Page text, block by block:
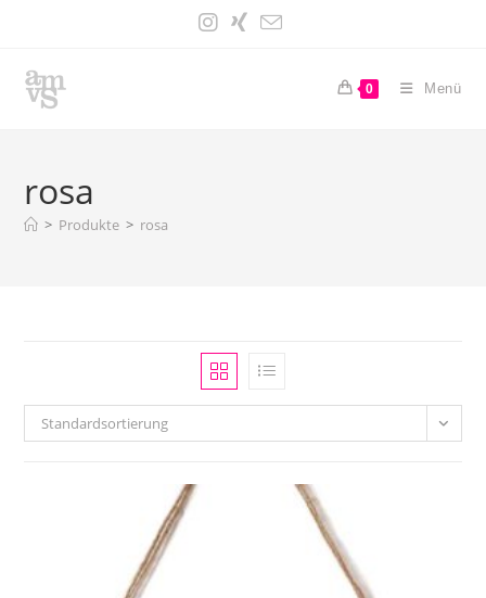
springen
0 Menü
rosa
> Produkte > rosa
Standardsortierung